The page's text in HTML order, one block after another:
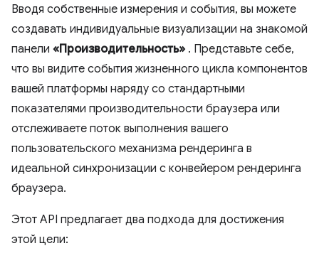
Вводя собственные измерения и события, вы можете
создавать индивидуальные визуализации на знакомой
панели «Производительность» . Представьте себе,
что вы видите события жизненного цикла компонентов
вашей платформы наряду со стандартными
показателями производительности браузера или
отслеживаете поток выполнения вашего
пользовательского механизма рендеринга в
идеальной синхронизации с конвейером рендеринга
браузера.
Этот API предлагает два подхода для достижения
этой цели: